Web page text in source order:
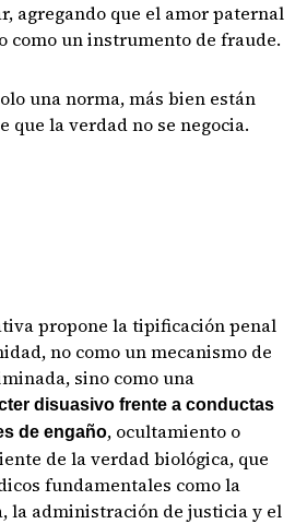
agregando que el amor paternal
como un instrumento de fraude.
una norma, más bien están
que la verdad no se negocia.
propone la tipificación penal
no como un mecanismo de
sino como una
disuasivo frente a conductas
de engaño, ocultamiento o
de la verdad biológica, que
fundamentales como la
la administración de justicia y el